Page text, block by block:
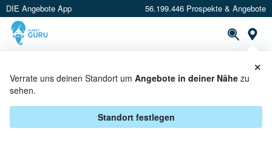
DIE Angebote App 56.199.446 Prospekte & Angebote
Verrate uns deinen Standort um Angebote in deiner Nähe zu
sehen.
Standort festlegen
×
HOFMAIER BEI NETTO MARKEN-
DISCOUNT - ANGEBOTE &
AKTIONEN